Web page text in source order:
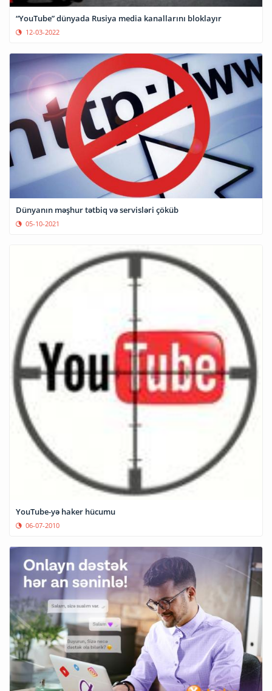
“YouTube” dünyada Rusiya media kanallarını bloklayır
12-03-2022
Dünyanın məşhur tətbiq və servisləri çöküb
05-10-2021
YouTube-yə haker hücumu
06-07-2010